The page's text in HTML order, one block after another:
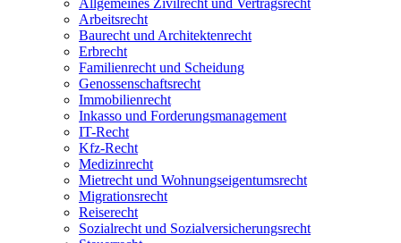
Allgemeines Zivilrecht und Vertragsrecht
Arbeitsrecht
Baurecht und Architektenrecht
Erbrecht
Familienrecht und Scheidung
Genossenschaftsrecht
Immobilienrecht
Inkasso und Forderungsmanagement
IT-Recht
Kfz-Recht
Medizinrecht
Mietrecht und Wohnungseigentumsrecht
Migrationsrecht
Reiserecht
Sozialrecht und Sozialversicherungsrecht